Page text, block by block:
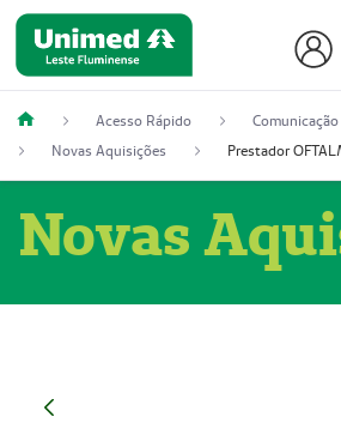
Acesso Rápido
Comunicação
Novas Aquisições
Novas